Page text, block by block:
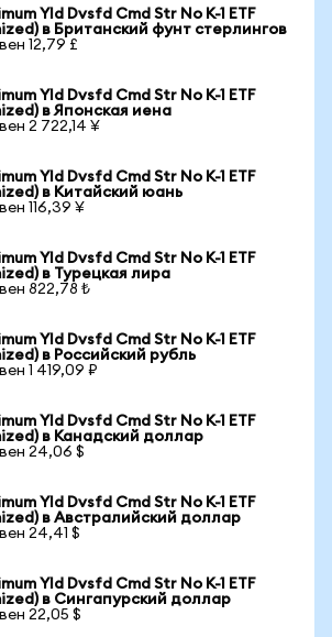
Yld Dvsfd Cmd Str No K-1 ETF
в Британский фунт стерлингов
12,79 £
Yld Dvsfd Cmd Str No K-1 ETF
в Японская иена
2 722,14 ¥
Yld Dvsfd Cmd Str No K-1 ETF
в Китайский юань
116,39 ¥
Yld Dvsfd Cmd Str No K-1 ETF
в Турецкая лира
822,78 ₺
Yld Dvsfd Cmd Str No K-1 ETF
в Российский рубль
1 419,09 ₽
Yld Dvsfd Cmd Str No K-1 ETF
в Канадский доллар
24,06 $
Yld Dvsfd Cmd Str No K-1 ETF
в Австралийский доллар
24,41 $
Yld Dvsfd Cmd Str No K-1 ETF
в Сингапурский доллар
22,05 $